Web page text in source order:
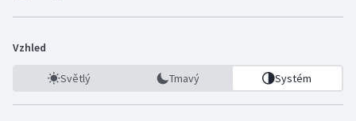
Vzhled
Světlý Tmavý Systém